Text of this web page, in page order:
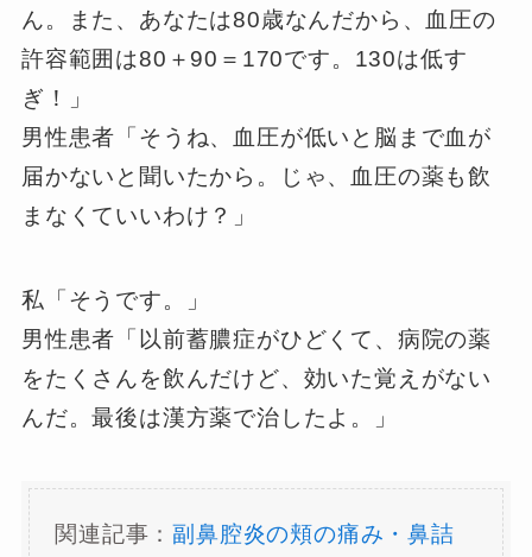
ん。また、あなたは80歳なんだから、血圧の
許容範囲は80＋90＝170です。130は低す
ぎ！」
男性患者「そうね、血圧が低いと脳まで血が
届かないと聞いたから。じゃ、血圧の薬も飲
まなくていいわけ？」
私「そうです。」
男性患者「以前蓄膿症がひどくて、病院の薬
をたくさんを飲んだけど、効いた覚えがない
んだ。最後は漢方薬で治したよ。」
関連記事：副鼻腔炎の頬の痛み・鼻詰